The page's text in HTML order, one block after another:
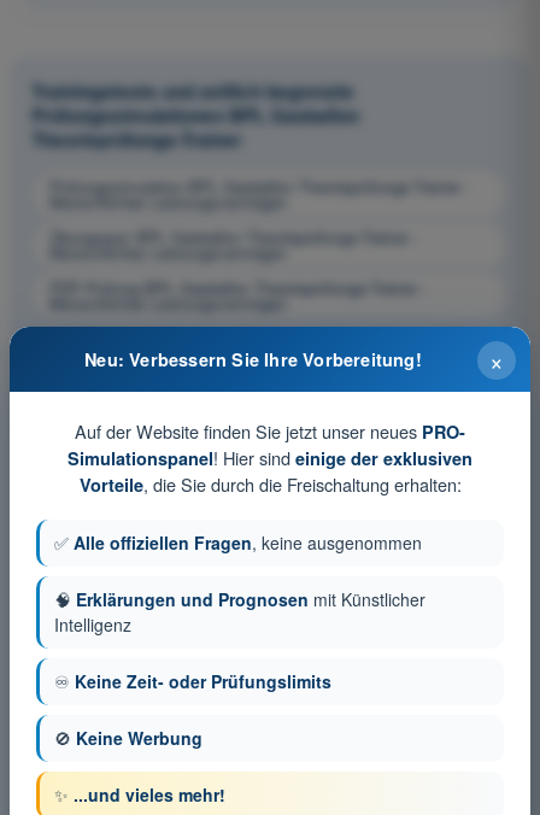
Trainingstests und zeitlich begrenzte
Prüfungssimulationen BPL Gasballon
Theorieprüfungs-Trainer
Prüfungssimulation BPL Gasballon Theorieprüfungs-Trainer -
Übungsquiz BPL Gasballon Theorieprüfungs-Trainer -
PDF-Prüfung BPL Gasballon Theorieprüfungs-Trainer -
×
Neu: Verbessern Sie Ihre Vorbereitung!
Auf der Website finden Sie jetzt unser neues PRO-
Simulationspanel! Hier sind einige der exklusiven
Vorteile, die Sie durch die Freischaltung erhalten:
✅ Alle offiziellen Fragen, keine ausgenommen
🧠 Erklärungen und Prognosen mit Künstlicher
Intelligenz
♾️ Keine Zeit- oder Prüfungslimits
🚫 Keine Werbung
✨ ...und vieles mehr!